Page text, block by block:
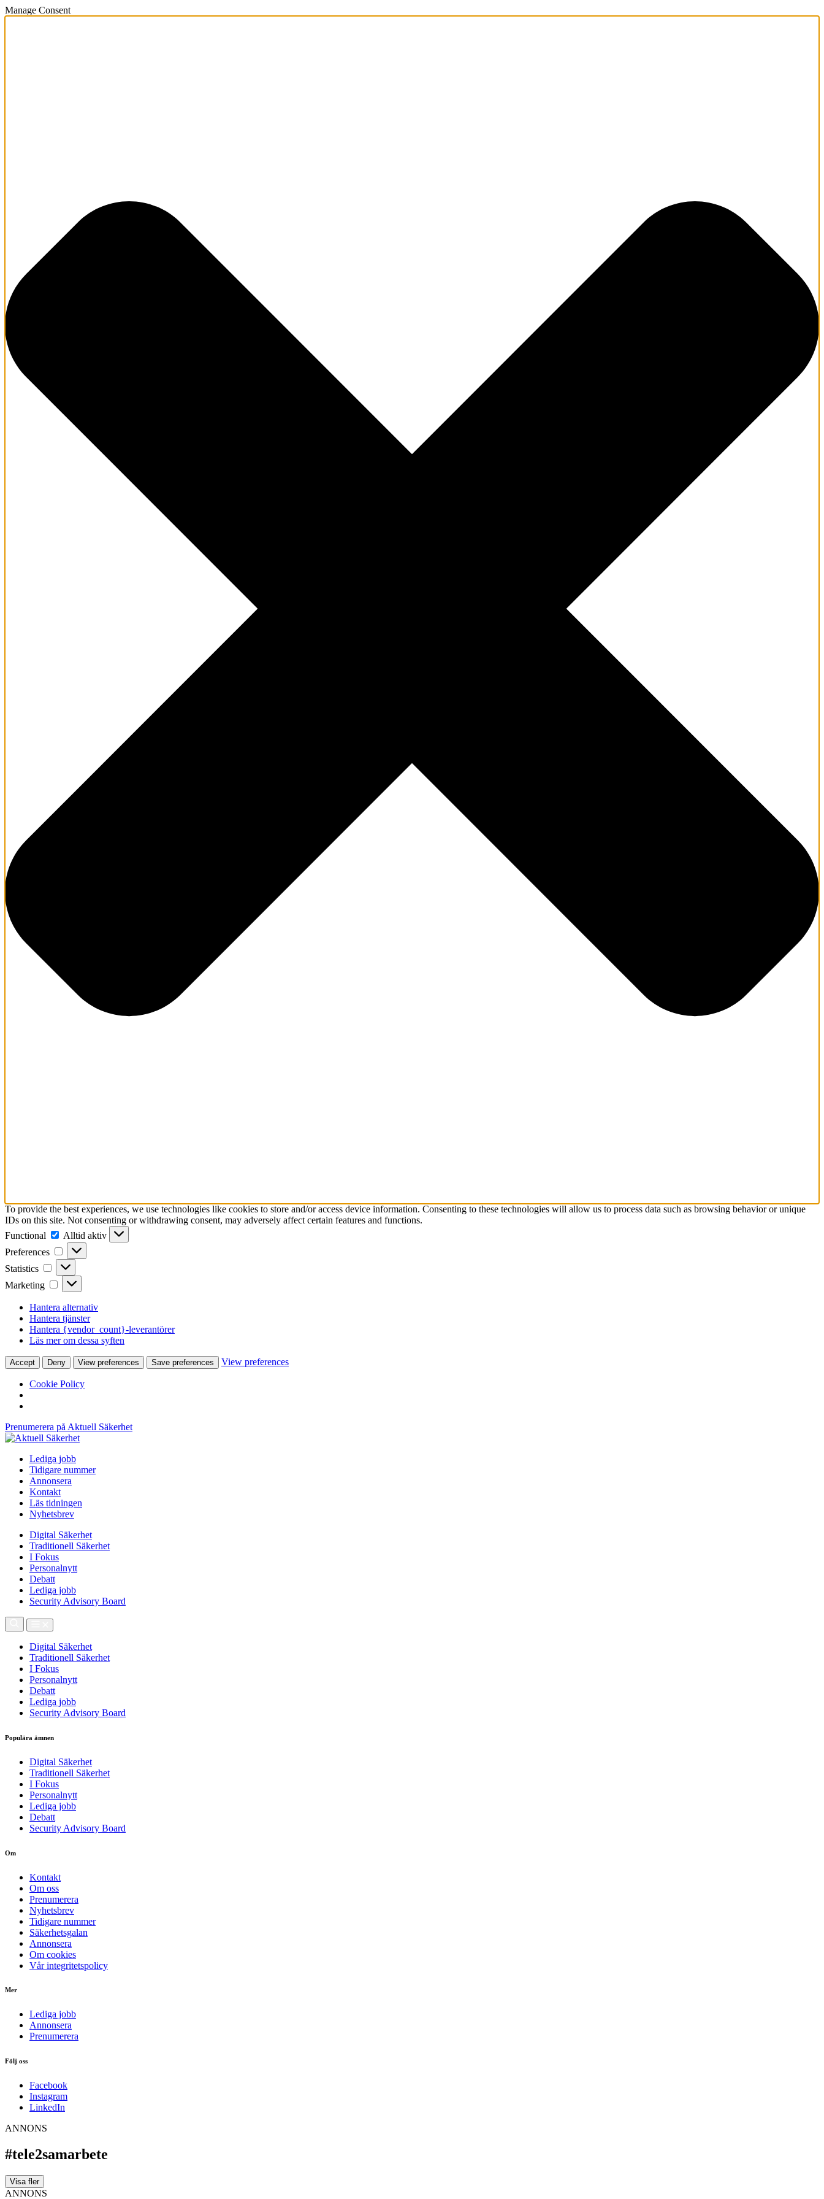
Manage Consent
To provide the best experiences, we use technologies like cookies to store and/or access device information. Consenting to these technologies will allow us to process data such as browsing behavior or unique
IDs on this site. Not consenting or withdrawing consent, may adversely affect certain features and functions.
Functional
Functional
Alltid aktiv
Preferences
Preferences
Statistics Statistics
Marketing Marketing
Hantera alternativ
Hantera tjänster
Hantera {vendor_count}-leverantörer
Läs mer om dessa syften
Accept Deny View preferences Save preferences View preferences
Cookie Policy
Prenumerera på Aktuell Säkerhet
Lediga jobb
Tidigare nummer
Annonsera
Kontakt
Läs tidningen
Nyhetsbrev
Digital Säkerhet
Traditionell Säkerhet
I Fokus
Personalnytt
Debatt
Lediga jobb
Security Advisory Board
Digital Säkerhet
Traditionell Säkerhet
I Fokus
Personalnytt
Debatt
Lediga jobb
Security Advisory Board
Populära ämnen
Digital Säkerhet
Traditionell Säkerhet
I Fokus
Personalnytt
Lediga jobb
Debatt
Security Advisory Board
Om
Kontakt
Om oss
Prenumerera
Nyhetsbrev
Tidigare nummer
Säkerhetsgalan
Annonsera
Om cookies
Vår integritetspolicy
Mer
Lediga jobb
Annonsera
Prenumerera
Följ oss
Facebook
Instagram
LinkedIn
ANNONS
#tele2samarbete
Visa fler
ANNONS